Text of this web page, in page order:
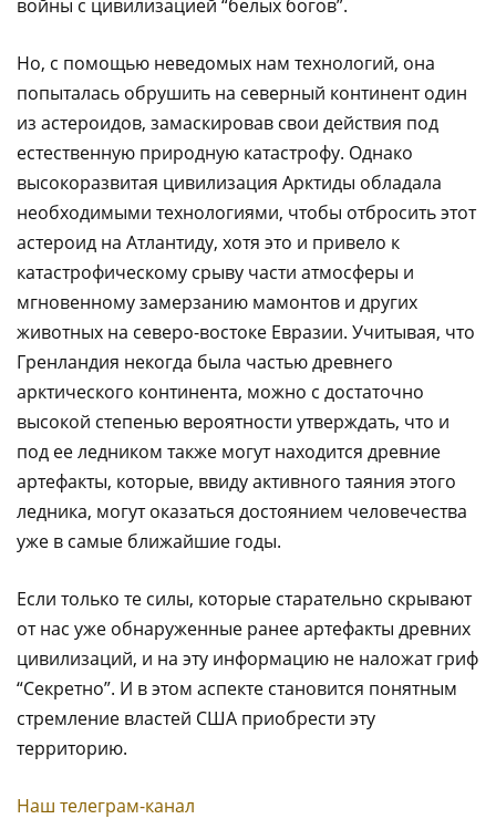
войны с цивилизацией “белых богов”.
Но, с помощью неведомых нам технологий, она
попыталась обрушить на северный континент один
из астероидов, замаскировав свои действия под
естественную природную катастрофу. Однако
высокоразвитая цивилизация Арктиды обладала
необходимыми технологиями, чтобы отбросить этот
астероид на Атлантиду, хотя это и привело к
катастрофическому срыву части атмосферы и
мгновенному замерзанию мамонтов и других
животных на северо-востоке Евразии. Учитывая, что
Гренландия некогда была частью древнего
арктического континента, можно с достаточно
высокой степенью вероятности утверждать, что и
под ее ледником также могут находится древние
артефакты, которые, ввиду активного таяния этого
ледника, могут оказаться достоянием человечества
уже в самые ближайшие годы.
Если только те силы, которые старательно скрывают
от нас уже обнаруженные ранее артефакты древних
цивилизаций, и на эту информацию не наложат гриф
“Секретно”. И в этом аспекте становится понятным
стремление властей США приобрести эту
территорию.
Наш телеграм-канал